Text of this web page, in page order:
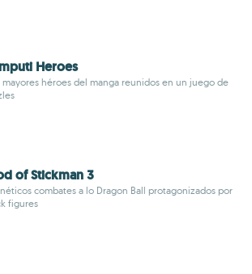
Heroes
mayores héroes del manga reunidos en un juego de
of Stickman 3
combates a lo Dragon Ball protagonizados por
figures